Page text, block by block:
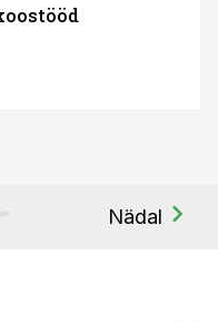
Nädal